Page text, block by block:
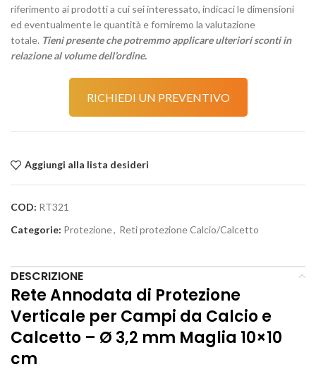
riferimento ai prodotti a cui sei interessato, indicaci le dimensioni
ed eventualmente le quantità e forniremo la valutazione
totale. Tieni presente che potremmo applicare ulteriori sconti in
relazione al volume dell’ordine.
RICHIEDI UN PREVENTIVO
Aggiungi alla lista desideri
COD: RT321
Categorie: Protezione, Reti protezione Calcio/Calcetto
DESCRIZIONE
Rete Annodata di Protezione
Verticale per Campi da Calcio e
Calcetto – Ø 3,2 mm Maglia 10×10
cm